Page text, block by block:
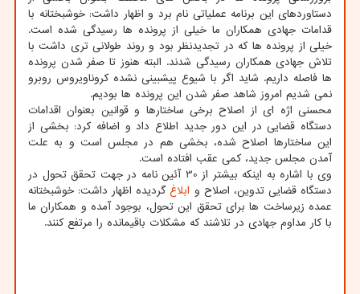
دستاوردهای این برنامه عملیاتی نام برد و اظهار داشت: خوشبختانه با
قدامات جهادی همکاران ما خیلی از پرونده ها رسیدگی شده است.
خیلی از پرونده ها که در تجدیدنظر بود و روند طولانی تری داشت با
تلاش جهادی همکاران رسیدگی شدند. البته هنوز تا صفر شدن پرونده
ها فاصله داریم. شاید اگر با شیوع پیشبینی نشده کروناویروس روبرو
نمی شدیم امروز شاهد صفر شدن این پرونده ها بودیم.
محسنی اژه ای از اصلاح برخی ساختارها و قوانین بعنوان اقدامات
دستگاه قضایی در این دور جدید اطلاع داد و اضافه کرد: بخشی از
این ساختارها اصلاح شده، بخشی هم در مجلس است و به علت
آمدن مجلس جدید، کمی عقب افتاده است.
وی با اشاره به اینکه بیشتر از 30 آئین نامه در جهت تحقق تحول در
دستگاه قضایی تدوین، اصلاح و ابلاغگردیده اظهار داشت: خوشبختانه
عمده زیرساخت ها برای تحقق این تحول، بوجود آمده و همکاران ما
با کار مداوم جهادی در تلاشند که مشکلات باقیمانده را مرتفع کنند.